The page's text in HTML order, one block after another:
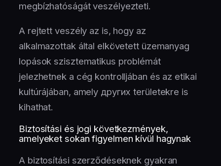
megbízhatóságát veszélyezteti.
A rejtett veszély az is, hogy az
alkalmazottak által elkövetett üzemanyag
lopások szisztematikus problémát
jelezhetnek a cég kontrolljában és az etikai
kultúrájában, amely других területekre is
kihathat.
Biztosítási és jogi következmények,
amelyeket sokan figyelmen kívül hagynak
A biztosítási szerződéseknek gyakran